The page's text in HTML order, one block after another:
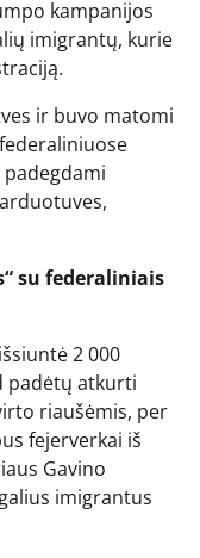
kampanijos
imigrantų, kurie
ir buvo matomi
su federaliniais
2 000
padėtų atkurti
riaušėmis, per
fejerverkai iš
Gavino
imigrantus